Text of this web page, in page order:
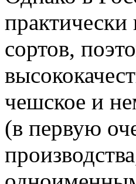
сортов,
чешское и
(в первую